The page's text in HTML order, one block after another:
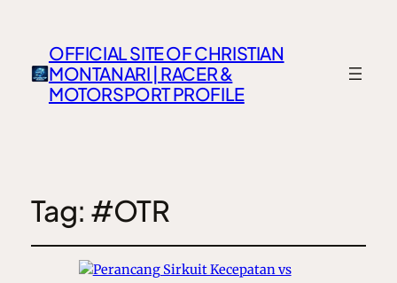
OFFICIAL SITE OF CHRISTIAN
MONTANARI | RACER &
MOTORSPORT PROFILE
Tag: #OTR